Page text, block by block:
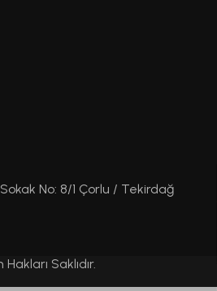
No: 8/1 Çorlu / Tekirdağ
Saklıdır.